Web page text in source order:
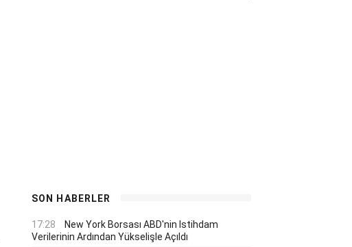
SON HABERLER
17:28
New York Borsası ABD'nin Istihdam
Verilerinin Ardından Yükselişle Açıldı